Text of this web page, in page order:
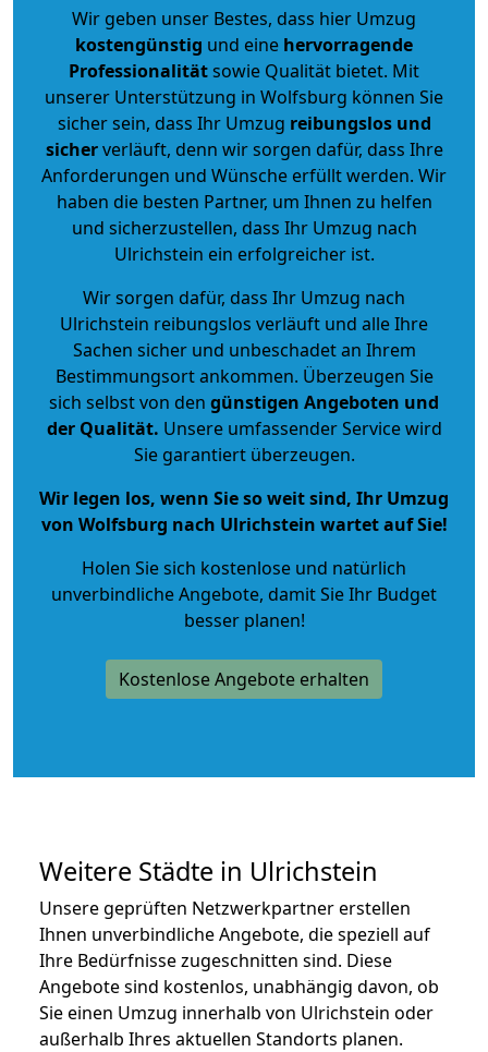
Wir geben unser Bestes, dass hier Umzug
kostengünstig und eine hervorragende
Professionalitätsowie Qualität bietet. Mit
unserer Unterstützung in Wolfsburg können Sie
sicher sein, dass Ihr Umzug reibungslos und
sicherverläuft, denn wir sorgen dafür, dass Ihre
Anforderungen und Wünsche erfüllt werden. Wir
haben die besten Partner, um Ihnen zu helfen
und sicherzustellen, dass Ihr Umzug nach
Ulrichstein ein erfolgreicher ist.
Wir sorgen dafür, dass Ihr Umzug nach
Ulrichstein reibungslos verläuft und alle Ihre
Sachen sicher und unbeschadet an Ihrem
Bestimmungsort ankommen. Überzeugen Sie
sich selbst von den günstigen Angeboten und
der Qualität. Unsere umfassender Service wird
Sie garantiert überzeugen.
Wir legen los, wenn Sie so weit sind, Ihr Umzug
von Wolfsburg nach Ulrichstein wartet auf Sie!
Holen Sie sich kostenlose und natürlich
unverbindliche Angebote, damit Sie Ihr Budget
besser planen!
Kostenlose Angebote erhalten
Weitere Städte in Ulrichstein
Unsere geprüften Netzwerkpartner erstellen
Ihnen unverbindliche Angebote, die speziell auf
Ihre Bedürfnisse zugeschnitten sind. Diese
Angebote sind kostenlos, unabhängig davon, ob
Sie einen Umzug innerhalb von Ulrichstein oder
außerhalb Ihres aktuellen Standorts planen.